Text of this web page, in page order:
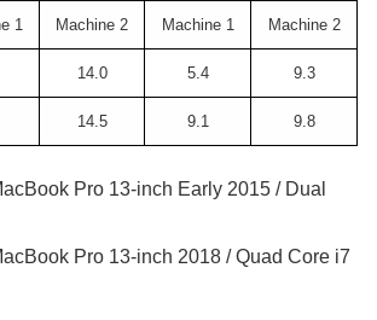
1 Machine 2 Machine 1 Machine 2
14.0 5.4 9.3
14.5 9.1 9.8
Pro 13-inch Early 2015 / Dual
Pro 13-inch 2018 / Quad Core i7